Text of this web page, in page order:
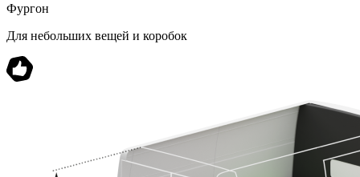
Фургон
Для небольших вещей и коробок